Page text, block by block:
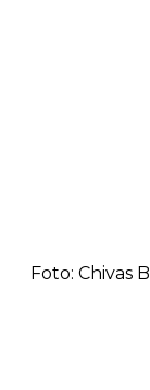
Foto: Chivas